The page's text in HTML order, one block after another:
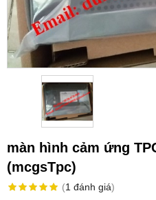
màn hình cảm ứng
(mcgsTpc)
(1 đánh giá)